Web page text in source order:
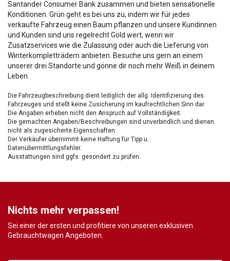
Santander Consumer Bank zusammen und bieten sensationelle
Konditionen. Grün geht es bei uns zu, indem wir für jedes
verkaufte Fahrzeug einen Baum pflanzen und unsere Kundinnen
und Kunden sind uns regelrecht Gold wert, wenn wir
Zusatzservices wie die Zulassung oder auch die Lieferung von
Winterkompletträdern anbieten. Besuche uns gern an einem
unserer drei Standorte und gönne dir noch mehr Weiß in deinem
Leben.
Die Fahrzeugbeschreibung dient lediglich der allg. Identifizierung des
Fahrzeuges und stellt keine Zusicherung im kaufrechtlichen Sinn dar.
Die Angaben erheben nicht den Anspruch auf Vollständigkeit.
Die gemachten Angaben/Beschreibungen sind unverbindlich und dienen
nicht als zugesicherte Eigenschaften.
Der Verkäufer übernimmt keine Haftung für Tipp u.
Datenübermittlungsfehler.
Ausstattungen sind ggfs. gesondert zu prüfen.
Nichts mehr verpassen!
Sei einer der ersten und profitiere von unseren exklusiven
Gebrauchtwagen Angeboten.